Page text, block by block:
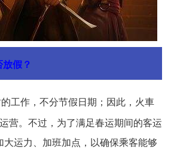
假？
工作，不分节假日期；因此，火車
营。不过，为了满足春运期间的客运
大运力、加班加点，以确保乘客能够